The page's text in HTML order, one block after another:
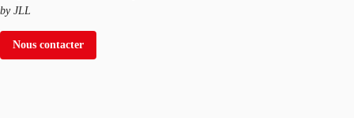
by JLL
Nous contacter